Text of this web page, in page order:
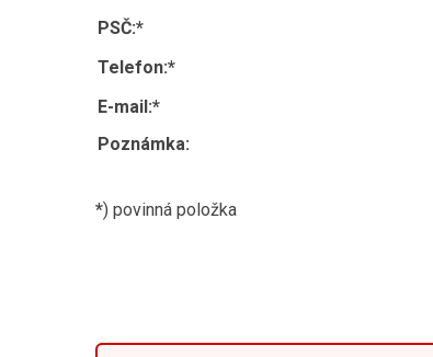
PSČ:*
Telefon:*
E-mail:*
Poznámka:
*) povinná položka